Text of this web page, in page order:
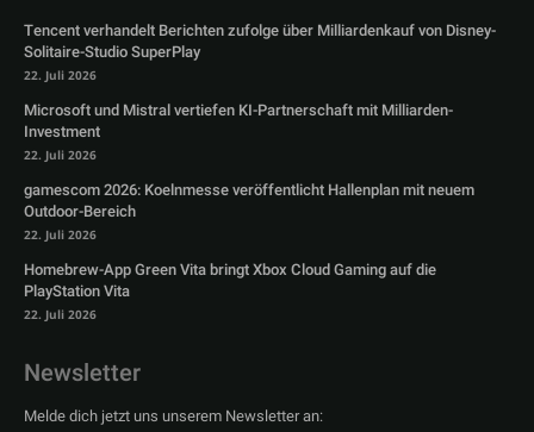
Tencent verhandelt Berichten zufolge über Milliardenkauf von Disney-
Solitaire-Studio SuperPlay
22. Juli 2026
Microsoft und Mistral vertiefen KI-Partnerschaft mit Milliarden-
Investment
22. Juli 2026
gamescom 2026: Koelnmesse veröffentlicht Hallenplan mit neuem
Outdoor-Bereich
22. Juli 2026
Homebrew-App Green Vita bringt Xbox Cloud Gaming auf die
PlayStation Vita
22. Juli 2026
Newsletter
Melde dich jetzt uns unserem Newsletter an: